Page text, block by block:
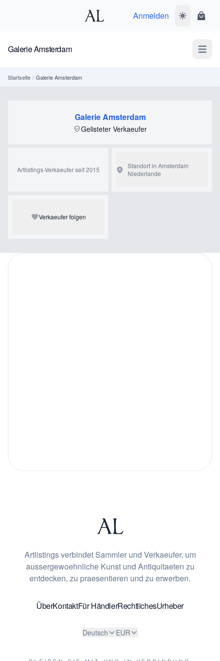
Anmelden
Galerie Amsterdam Open
Startseite / Galerie Amsterdam
Galerie Amsterdam
Gelisteter Verkaeufer
Artlistings-Verkaeufer seit 2015
Standort in Amsterdam
Niederlande
Verkaeufer folgen
Artlistings verbindet Sammler und Verkaeufer, um
aussergewoehnliche Kunst und Antiquitaeten zu
entdecken, zu praesentieren und zu erwerben.
ÜberKontaktFür HändlerRechtlichesUrheber
Deutsch EUR